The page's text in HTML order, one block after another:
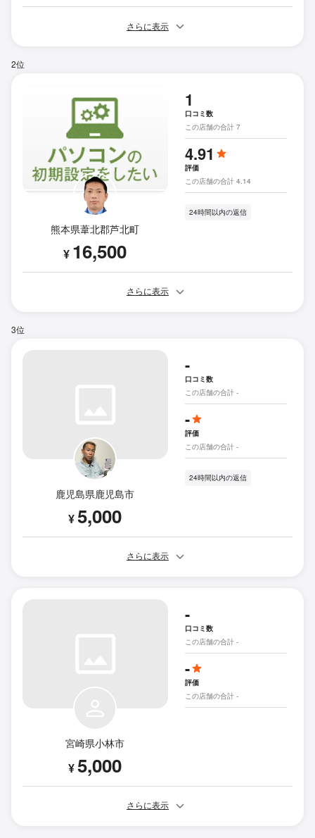
さらに表示
2位
熊本県葦北郡芦北町
¥ 16,500
1
口コミ数
この店舗の合計 7
4.91
評価
この店舗の合計 4.14
24時間以内の返信
さらに表示
3位
鹿児島県鹿児島市
¥5,000
-
口コミ数
この店舗の合計 -
-
評価
この店舗の合計 -
24時間以内の返信
さらに表示
宮崎県小林市
¥5,000
-
口コミ数
この店舗の合計 -
-
評価
この店舗の合計 -
さらに表示